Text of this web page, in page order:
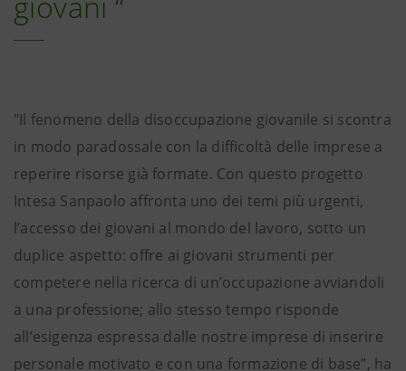
"Il fenomeno della disoccupazione giovanile si scontra
in modo paradossale con la difficoltà delle imprese a
reperire risorse già formate. Con questo progetto
Intesa Sanpaolo affronta uno dei temi più urgenti,
l’accesso dei giovani al mondo del lavoro, sotto un
duplice aspetto: offre ai giovani strumenti per
competere nella ricerca di un’occupazione avviandoli
a una professione; allo stesso tempo risponde
all’esigenza espressa dalle nostre imprese di inserire
personale motivato e con una formazione di base”, ha